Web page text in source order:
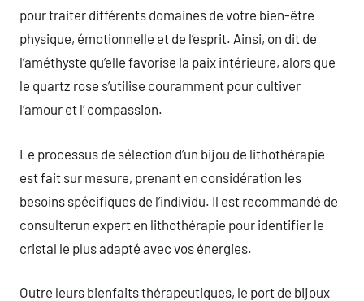
pour traiter différents domaines de votre bien-être
physique, émotionnelle et de l’esprit. Ainsi, on dit de
l’améthyste qu’elle favorise la paix intérieure, alors que
le quartz rose s’utilise couramment pour cultiver
l’amour et l’ compassion.
Le processus de sélection d’un bijou de lithothérapie
est fait sur mesure, prenant en considération les
besoins spécifiques de l’individu. Il est recommandé de
consulterun expert en lithothérapie pour identifier le
cristal le plus adapté avec vos énergies.
Outre leurs bienfaits thérapeutiques, le port de bijoux